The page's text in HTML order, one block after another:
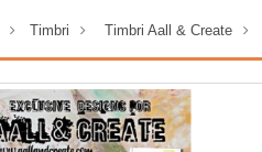
> Timbri > Timbri Aall & Create >